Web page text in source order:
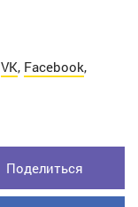
VK, Facebook,
Поделиться